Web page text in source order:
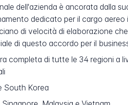
dell'azienda è ancorata dalla
dedicato per il cargo
di velocità di elaborazione
di questo accordo per il
completa di tutte le 34 regioni a
South Korea